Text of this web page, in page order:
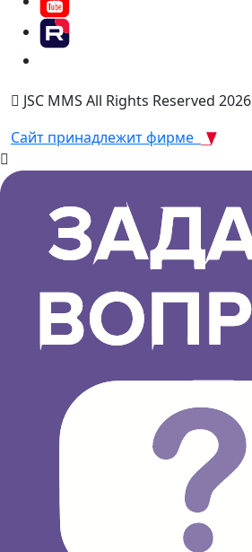
JSC MMS All Rights Reserved 2026
Сайт принадлежит фирме